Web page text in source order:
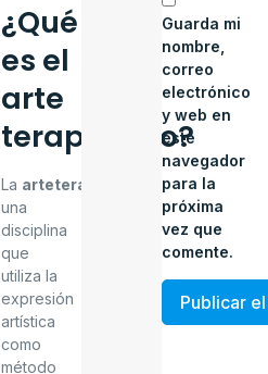
¿Qué
es el
arte
terapéutico?
La arteterapia
una
disciplina
que
utiliza la
expresión
artística
como
método
Guarda mi
nombre,
correo
electrónico
y web en
este
navegador
para la
próxima
vez que
comente.